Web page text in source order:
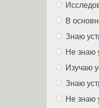
В
Знаю
Не знаю
Изучаю
Знаю
Не знаю